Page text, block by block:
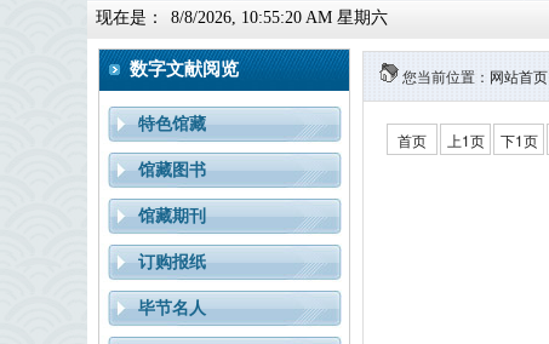
现在是： 8/8/2026, 10:55:20 AM 星期六
数字文献阅览
特色馆藏
馆藏图书
馆藏期刊
订购报纸
毕节名人
您当前位置： 网站首页
首页 上1页 下1页